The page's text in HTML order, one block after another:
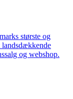
største og
og webshop.